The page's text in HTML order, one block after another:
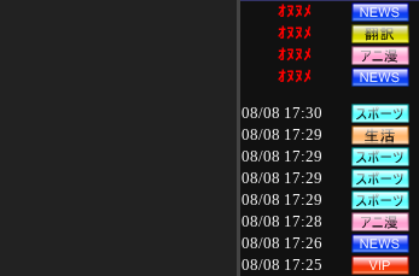
ｵﾇﾇﾒ
ｵﾇﾇﾒ
ｵﾇﾇﾒ
ｵﾇﾇﾒ
08/08 17:30
08/08 17:29
08/08 17:29
08/08 17:29
08/08 17:29
08/08 17:28
08/08 17:26
08/08 17:25